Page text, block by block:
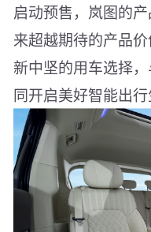
启动预售，岚图的
来超越期待的产品
新中坚的用车选择
同开启美好智能出行